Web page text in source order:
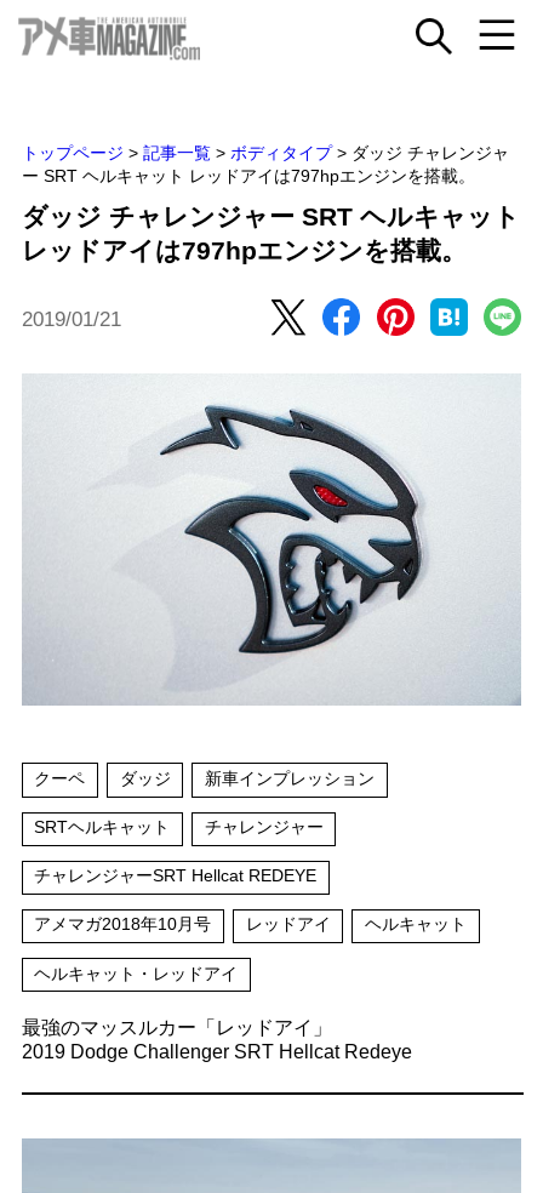
トップページ > 記事一覧 > ボディタイプ > ダッジ チャレンジャ
ー SRT ヘルキャット レッドアイは797hpエンジンを搭載。
ダッジ チャレンジャー SRT ヘルキャット
レッドアイは797hpエンジンを搭載。
2019/01/21
クーペ ダッジ 新車インプレッション
SRTヘルキャット チャレンジャー
チャレンジャーSRT Hellcat REDEYE
アメマガ2018年10月号 レッドアイ ヘルキャット
ヘルキャット・レッドアイ
最強のマッスルカー「レッドアイ」
2019 Dodge Challenger SRT Hellcat Redeye